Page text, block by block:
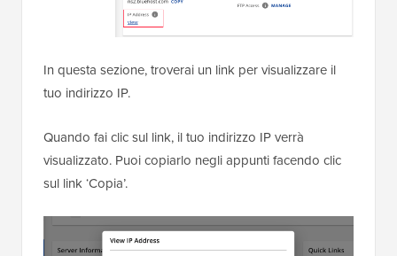
In questa sezione, troverai un link per visualizzare il
tuo indirizzo IP.
Quando fai clic sul link, il tuo indirizzo IP verrà
visualizzato. Puoi copiarlo negli appunti facendo clic
sul link ‘Copia’.